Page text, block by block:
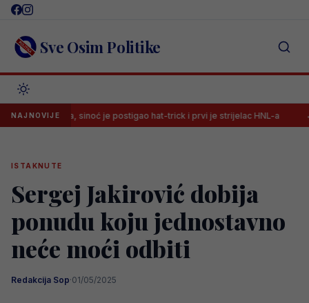
Skip
content Sve Osim Politike
NAJNOVIJEsinoć je postigao hat-trick i prvi je strijelac HNL-a
ISTAKNUTE
Sergej Jakirović dobija
ponudu koju jednostavno
neće moći odbiti
Redakcija Sop·01/05/2025